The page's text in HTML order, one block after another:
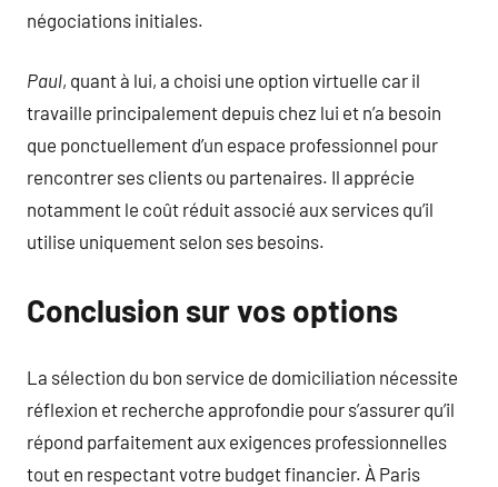
négociations initiales.
Paul, quant à lui, a choisi une option virtuelle car il
travaille principalement depuis chez lui et n’a besoin
que ponctuellement d’un espace professionnel pour
rencontrer ses clients ou partenaires. Il apprécie
notamment le coût réduit associé aux services qu’il
utilise uniquement selon ses besoins.
Conclusion sur vos options
La sélection du bon service de domiciliation nécessite
réflexion et recherche approfondie pour s’assurer qu’il
répond parfaitement aux exigences professionnelles
tout en respectant votre budget financier. À Paris